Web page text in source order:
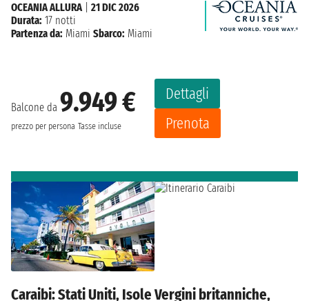
Balcone da 9.949 €
prezzo per persona Tasse incluse
Dettagli
Prenota
OCEANIA ALLURA| 21 DIC 2026
Durata: 17 notti
Partenza da: Miami Sbarco: Miami
Caraibi: Stati Uniti, Isole Vergini britanniche,